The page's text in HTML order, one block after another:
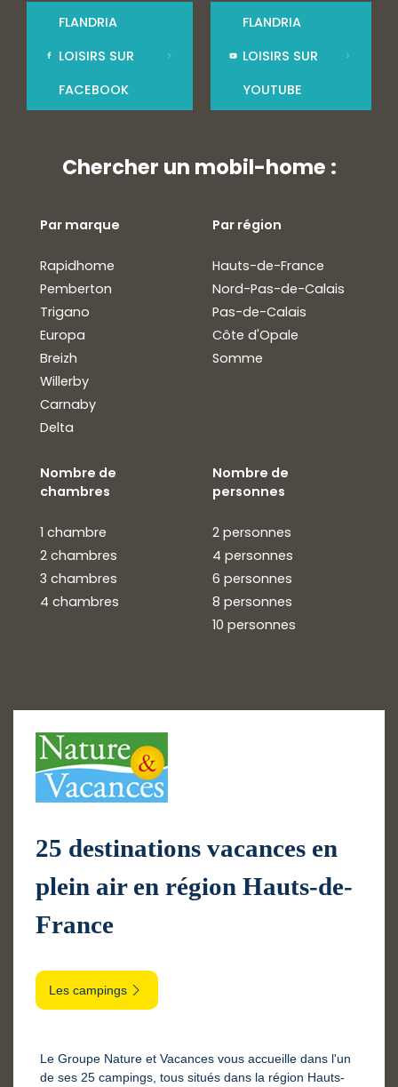
FLANDRIA
LOISIRS SUR
FACEBOOK
FLANDRIA
LOISIRS SUR
YOUTUBE
Chercher un mobil-home :
Par marque
Rapidhome
Pemberton
Trigano
Europa
Breizh
Willerby
Carnaby
Delta
Par région
Hauts-de-France
Nord-Pas-de-Calais
Pas-de-Calais
Côte d'Opale
Somme
Nombre de
chambres
1 chambre
2 chambres
3 chambres
4 chambres
Nombre de
personnes
2 personnes
4 personnes
6 personnes
8 personnes
10 personnes
25 destinations vacances en
plein air en région Hauts-de-
France
Les campings
Le Groupe Nature et Vacances vous accueille dans l'un
de ses 25 campings, tous situés dans la région Hauts-